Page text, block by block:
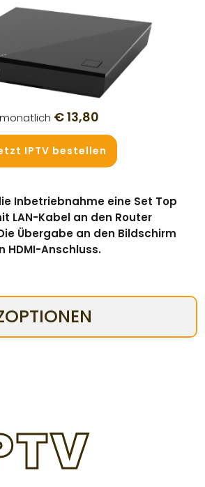
monatlich € 13,80
IPTV bestellen
Inbetriebnahme eine Set Top
LAN-Kabel an den Router
Übergabe an den Bildschirm
HDMI-Anschluss.
Set Top Box